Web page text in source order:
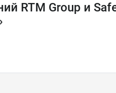
экспертизы
информационная
RTM Group и